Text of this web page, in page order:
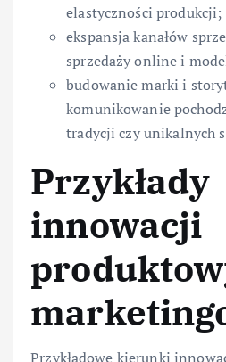
elastyczności produkcji;
ekspansja kanałów
sprzedaży online i
budowanie marki i
komunikowanie
tradycji czy unikalnych
Przykłady
innowacji
Przykładowe kierunki